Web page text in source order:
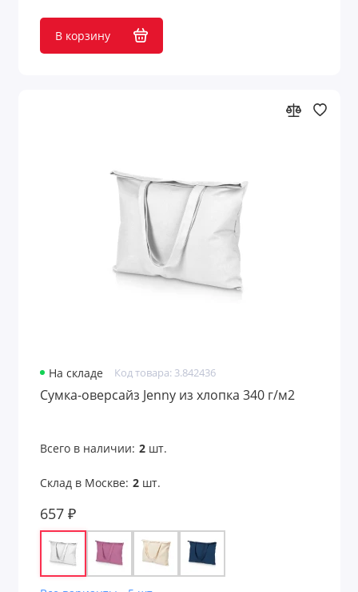
В корзину
На складе Код товара: 3.842436
Сумка-оверсайз Jenny из хлопка 340 г/м2
Всего в наличии: 2шт.
Склад в Москве: 2шт.
657 ₽